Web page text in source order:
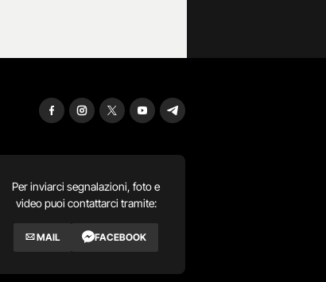
Per inviarci segnalazioni, foto e
video puoi contattarci tramite:
MAIL FACEBOOK